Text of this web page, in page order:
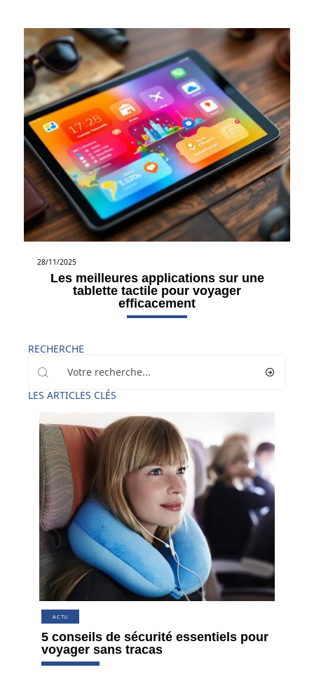
28/11/2025
Les meilleures applications sur une
tablette tactile pour voyager
efficacement
RECHERCHE
LES ARTICLES CLÉS
ACTU
5 conseils de sécurité essentiels pour
voyager sans tracas